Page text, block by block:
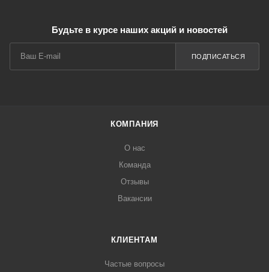
Будьте в курсе наших акций и новостей
ПОДПИСАТЬСЯ
КОМПАНИЯ
О нас
Команда
Отзывы
Вакансии
КЛИЕНТАМ
Частые вопросы